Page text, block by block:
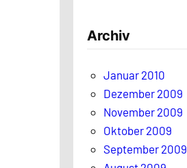
Archiv
Januar 2010
Dezember 2009
November 2009
Oktober 2009
September 2009